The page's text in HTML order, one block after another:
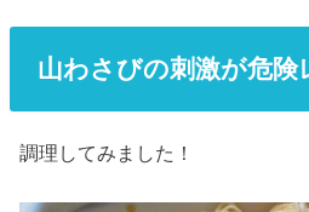
山わさびの刺激が危険
調理してみました！